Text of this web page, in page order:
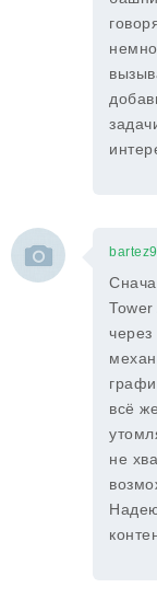
через
всё
не